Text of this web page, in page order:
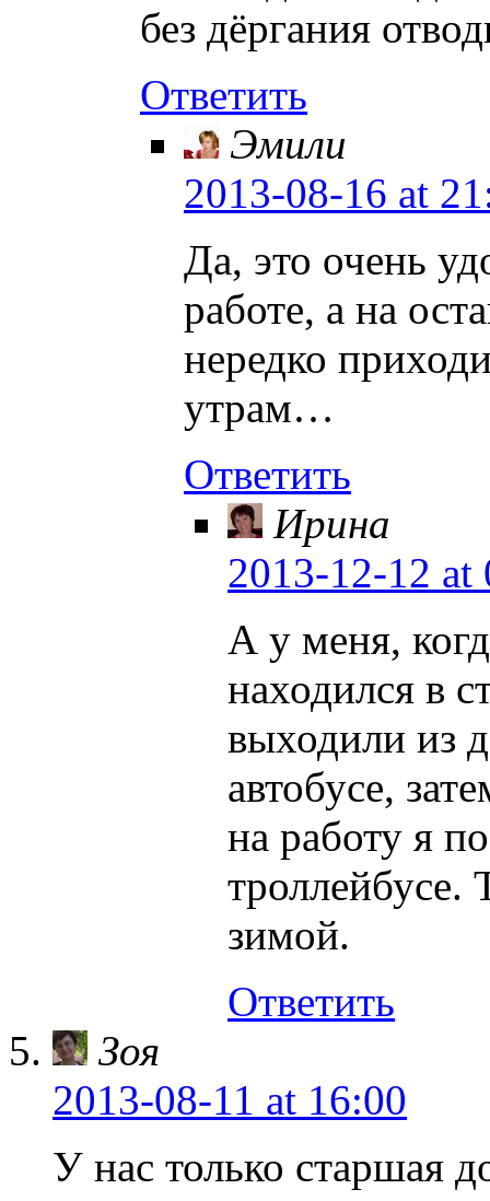
без дёргания
Ответить
Эмили
2013-08-16 at
Да, это очень
работе, а на
нередко
утрам…
Ответить
Ирина
2013-12-12 at
А у меня,
находился в
выходили из
автобусе,
на работу я
троллейбусе.
зимой.
Ответить
Зоя
2013-08-11 at 16:00
У нас только старшая